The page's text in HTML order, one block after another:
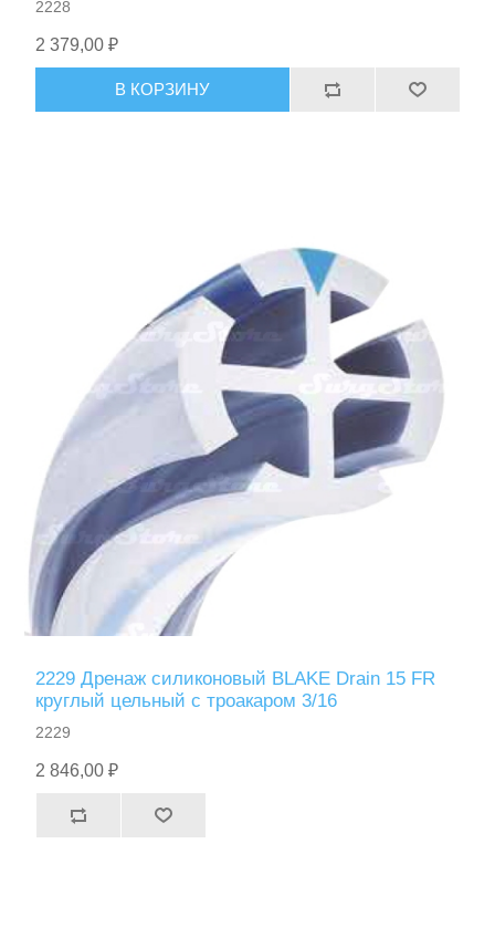
2228
2 379,00 ₽
В КОРЗИНУ
2229 Дренаж силиконовый BLAKE Drain 15 FR
круглый цельный с троакаром 3/16
2229
2 846,00 ₽